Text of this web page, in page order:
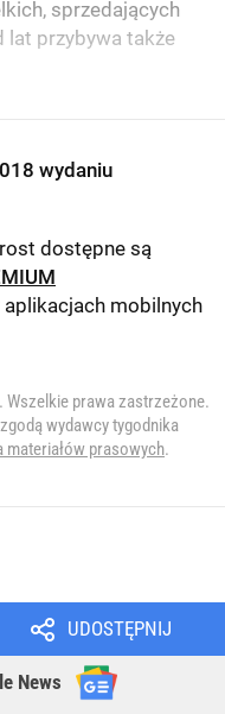
sprzedających
lat przybywa także
wydaniu
dostępne są
mobilnych
Wszelkie prawa zastrzeżone.
wydawcy tygodnika
materiałów prasowych.
UDOSTĘPNIJ
News